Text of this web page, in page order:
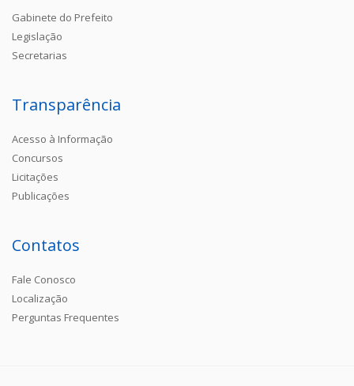
Gabinete do Prefeito
Legislação
Secretarias
Transparência
Acesso à Informação
Concursos
Licitações
Publicações
Contatos
Fale Conosco
Localização
Perguntas Frequentes